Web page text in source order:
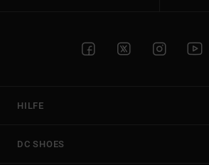
HILFE
DC SHOES